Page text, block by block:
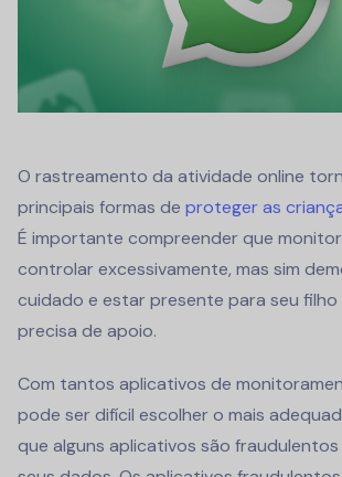
O rastreamento da atividade online
principais formas de proteger as
É importante compreender que
controlar excessivamente, mas sim
cuidado e estar presente para seu filho
precisa de apoio.
Com tantos aplicativos de
pode ser difícil escolher o mais
que alguns aplicativos são